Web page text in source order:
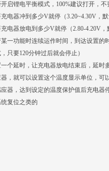
启锂电平衡模式，100%建议打开，不
电器冲到多少V就停（3.20~4.30V，
电器放电到多少V就停（2.80-4.20V，
一功能时连续运作时间，到达设置的
只要120分钟过后就会停止）
个延时，让充电器放电结束后，延时
，就可以设置这个温度显示单位，可
器，达到设定的温度保护值后充电器
复位之类的